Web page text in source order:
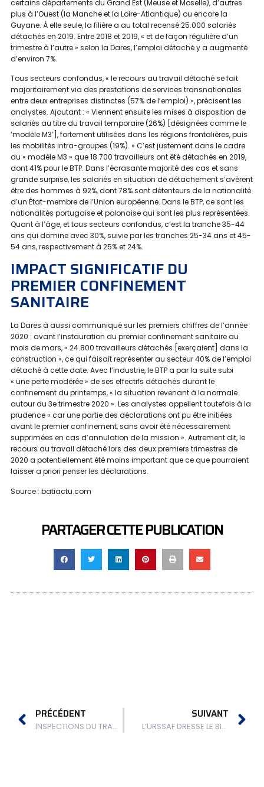
certains départements du Grand Est (Meuse et Moselle), d’autres
plus à l’Ouest (la Manche et la Loire-Atlantique) ou encore la
Guyane. À elle seule, la filière a au total recensé 25.000 salariés
détachés en 2019. Entre 2018 et 2019, « et de façon régulière d’un
trimestre à l’autre » selon la Dares, l’emploi détaché y a augmenté
d’environ 7%.
Tous secteurs confondus, « le recours au travail détaché se fait
majoritairement via des prestations de services transnationales
entre deux entreprises distinctes (57% de l’emploi) », précisent les
analystes. Ajoutant : « Viennent ensuite les mises à disposition de
salariés au titre du travail temporaire (26%) [désignées comme le
‘modèle M3’], fortement utilisées dans les régions frontalières, puis
les mobilités intra-groupes (19%). » C’est justement dans le cadre
du « modèle M3 » que 18.700 travailleurs ont été détachés en 2019,
dont 41% pour le BTP. Dans l’écrasante majorité des cas et sans
grande surprise, les salariés en situation de détachement s’avèrent
être des hommes à 92%, dont 78% sont détenteurs de la nationalité
d’un État-membre de l’Union européenne. Dans le BTP, ce sont les
nationalités portugaise et polonaise qui sont les plus représentées.
Quant à l’âge, et tous secteurs confondus, c’est la tranche 35-44
ans qui domine avec 30%, suivie par les tranches 25-34 ans et 45-
54 ans, respectivement à 25% et 24%.
IMPACT SIGNIFICATIF DU
PREMIER CONFINEMENT
SANITAIRE
La Dares à aussi communiqué sur les premiers chiffres de l’année
2020 : avant l’instauration du premier confinement sanitaire au
mois de mars, « 24.800 travailleurs détachés [exerçaient] dans la
construction », ce qui faisait représenter au secteur 40% de l’emploi
détaché à cette date. Avec l’industrie, le BTP a par la suite subi
« une perte modérée » de ses effectifs détachés durant le
confinement du printemps, « la situation revenant à la normale
autour du 3e trimestre 2020 ». Les analystes appellent toutefois à la
prudence « car une partie des déclarations ont pu être initiées
avant le premier confinement, sans avoir été nécessairement
supprimées en cas d’annulation de la mission ». Autrement dit, le
recours au travail détaché lors des deux premiers trimestres de
2020 a potentiellement été moins important que ce que pourraient
laisser a priori penser les déclarations.
Source : batiactu.com
PARTAGER CETTE PUBLICATION
PRÉCÉDENT
INSPECTIONS DU TRAVAIL DANS LE BTP : LES CHIFFRES DE 2020
SUIVANT
L’URSSAF DRESSE LE BILAN DE LA LUTTE CONTRE LE TRAVAIL DISSIMULÉ